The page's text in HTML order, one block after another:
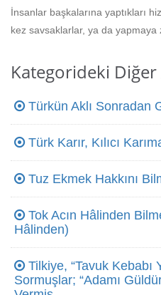
Hesaplamalar
İnsanlar başkalarına yaptıkları
kez savsaklarlar, ya da yapmaya
Kategorideki
Türkün Aklı Sonradan
Türk Karır, Kılıcı
Tuz Ekmek Hakkını
Tok Acın Hâlinden
Hâlinden)
Tilkiye, “Tavuk Kebabı
Sormuşlar; “Adamı